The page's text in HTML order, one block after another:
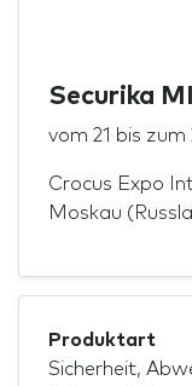
Securika
vom 21 bis zum
Crocus Expo
Moskau
Produktart
Sicherheit,